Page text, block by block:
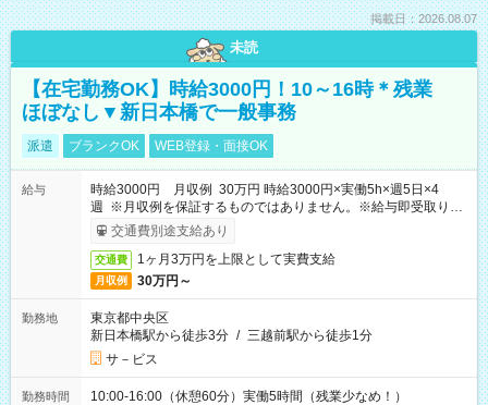
掲載日：2026.08.07
未読
【在宅勤務OK】時給3000円！10～16時＊残業
ほぼなし▼新日本橋で一般事務
派遣 ブランクOK WEB登録・面接OK
給与
時給3000円 月収例 30万円 時給3000円×実働5h×週5日×4
週 ※月収例を保証するものではありません。※給与即受取りサ
ービス利用可（利用条件有）
交通費別途支給あり
交通費 1ヶ月3万円を上限として実費支給
月収例 30万円～
勤務地
東京都中央区
新日本橋駅から徒歩3分 / 三越前駅から徒歩1分
サ－ビス
勤務時間 10:00-16:00（休憩60分）実働5時間（残業少なめ！）